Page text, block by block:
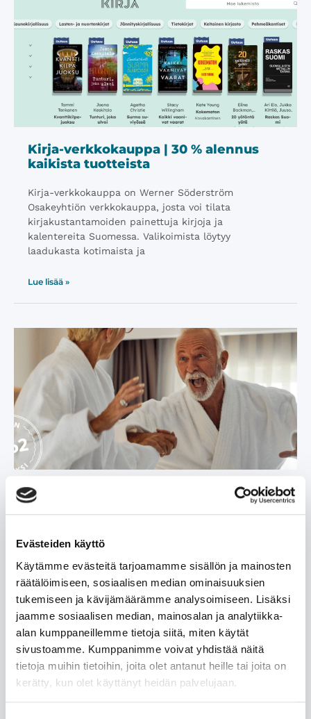
Evästeiden käyttö
Käytämme evästeitä tarjoamamme sisällön ja mainosten
räätälöimiseen, sosiaalisen median ominaisuuksien
tukemiseen ja kävijämäärämme analysoimiseen. Lisäksi
jaamme sosiaalisen median, mainosalan ja analytiikka-
alan kumppaneillemme tietoja siitä, miten käytät
sivustoamme. Kumppanimme voivat yhdistää näitä
tietoja muihin tietoihin, joita olet antanut heille tai joita on
kerätty, kun olet käyttänyt heidän palvelujaan.
Kirja-verkkokauppa | 30 % alennus
kaikista tuotteista
Kirja-verkkokauppa on Werner Söderström
Osakeyhtiön verkkokauppa, josta voi tilata
kirjakustantamoiden painettuja kirjoja ja
kalentereita Suomessa. Valikoimista löytyy
laadukasta kotimaista ja
Lue lisää »
Hotel Rantapuisto – Senioriloma nyt
etuhintaan
seniorietuhintaan. Hinta on voimassa 62-vuotta
täyttäneille tai eläkeläiskortin haltijalle.
Lue lisää »